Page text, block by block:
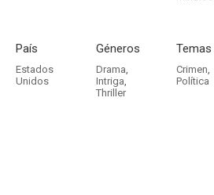
País
Estados
Unidos
Géneros
Drama,
Intriga,
Thriller
Temas
Crimen,
Política